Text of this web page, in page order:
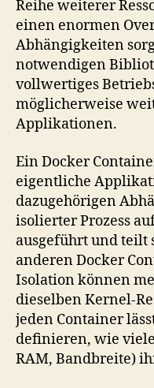
Reihe weiterer
einen enormen
Abhängigkeiten
notwendigen
vollwertiges
möglicherweise
Applikationen.
Ein Docker
eigentliche
dazugehörigen
isolierter Prozess
ausgeführt und
anderen Docker
Isolation können
dieselben Kernel-
jeden Container
definieren, wie viele
RAM, Bandbreite)